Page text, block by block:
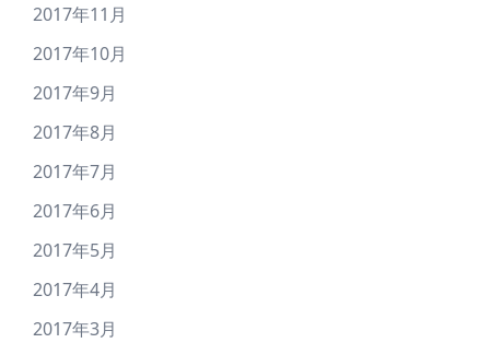
2017年11月
2017年10月
2017年9月
2017年8月
2017年7月
2017年6月
2017年5月
2017年4月
2017年3月